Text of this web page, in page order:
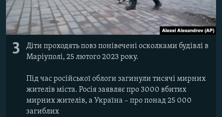
3
Діти проходять повз понівечені осколками будівлі в
Маріуполі, 25 лютого 2023 року.
Під час російської облоги загинули тисячі мирних
жителів міста. Росія заявляє про 3000 вбитих
мирних жителів, а Україна – про понад 25 000
загиблих